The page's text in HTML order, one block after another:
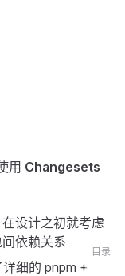
用 Changesets
设计之初就考虑
依赖关系
细的 pnpm +
目录